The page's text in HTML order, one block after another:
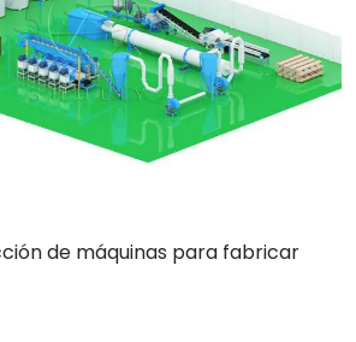
de máquinas para fabricar